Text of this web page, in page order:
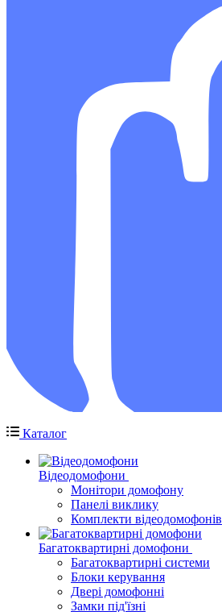
Каталог
Відеодомофони
Монітори домофону
Панелі виклику
Комплекти відеодомофонів
Багатоквартирні домофони
Багатоквартирні системи
Блоки керування
Двері домофонні
Замки під'їзні